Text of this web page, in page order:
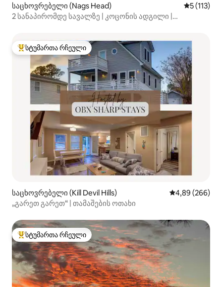
საცხოვრებელი (Nags Head) საშუალო
5 (113)
2 სანაპირომდე სავალზე | კოცონის ადგილი |
სტუმართა რჩეული მოწინავე ვარიანტი
სტუმართა რჩეული
საცხოვრებელი (Kill Devil Hills) საშუალო
4,89 (266)
„გარეთ გარეთ“ | თამაშების ოთახი
სტუმართა რჩეული მოწინავე ვარიანტი
სტუმართა რჩეული